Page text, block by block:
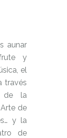
aunar
y
el
través
de la
de
y la
de